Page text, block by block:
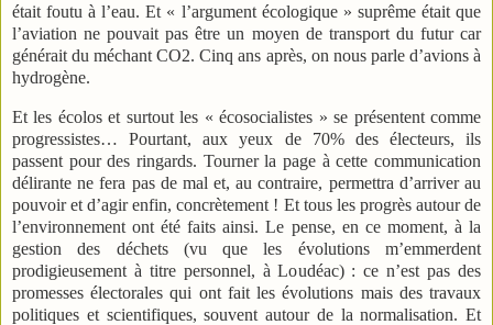
était foutu à l’eau. Et « l’argument écologique » suprême était que
l’aviation ne pouvait pas être un moyen de transport du futur car
générait du méchant CO2. Cinq ans après, on nous parle d’avions à
hydrogène.
Et les écolos et surtout les « écosocialistes » se présentent comme
progressistes… Pourtant, aux yeux de 70% des électeurs, ils
passent pour des ringards. Tourner la page à cette communication
délirante ne fera pas de mal et, au contraire, permettra d’arriver au
pouvoir et d’agir enfin, concrètement ! Et tous les progrès autour de
l’environnement ont été faits ainsi. Le pense, en ce moment, à la
gestion des déchets (vu que les évolutions m’emmerdent
prodigieusement à titre personnel, à Loudéac) : ce n’est pas des
promesses électorales qui ont fait les évolutions mais des travaux
politiques et scientifiques, souvent autour de la normalisation. Et